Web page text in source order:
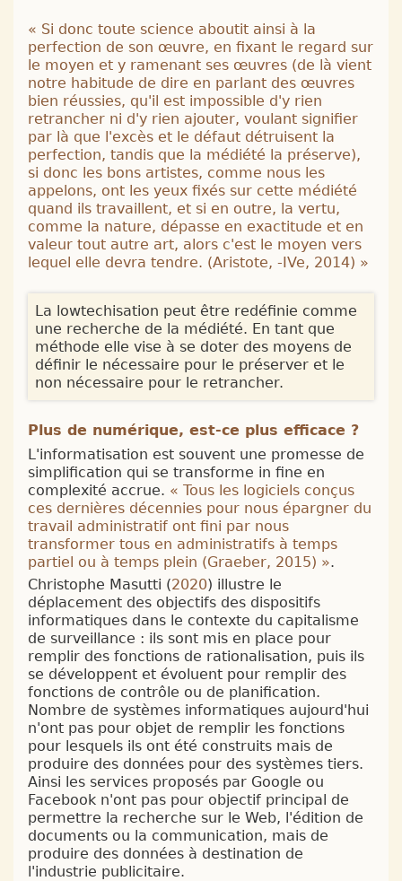
« Si donc toute science aboutit ainsi à la
perfection de son œuvre, en fixant le regard sur
le moyen et y ramenant ses œuvres (de là vient
notre habitude de dire en parlant des œuvres
bien réussies, qu'il est impossible d'y rien
retrancher ni d'y rien ajouter, voulant signifier
par là que l'excès et le défaut détruisent la
perfection, tandis que la médiété la préserve),
si donc les bons artistes, comme nous les
appelons, ont les yeux fixés sur cette médiété
quand ils travaillent, et si en outre, la vertu,
comme la nature, dépasse en exactitude et en
valeur tout autre art, alors c'est le moyen vers
lequel elle devra tendre. (Aristote, -IVe, 2014) »
La lowtechisation peut être redéfinie comme
une recherche de la médiété. En tant que
méthode elle vise à se doter des moyens de
définir le nécessaire pour le préserver et le
non nécessaire pour le retrancher.
Plus de numérique, est-ce plus efficace ?
L'informatisation est souvent une promesse de
simplification qui se transforme in fine en
complexité accrue. « Tous les logiciels conçus
ces dernières décennies pour nous épargner du
travail administratif ont fini par nous
transformer tous en administratifs à temps
partiel ou à temps plein (Graeber, 2015) ».
Christophe Masutti (2020) illustre le
déplacement des objectifs des dispositifs
informatiques dans le contexte du capitalisme
de surveillance : ils sont mis en place pour
remplir des fonctions de rationalisation, puis ils
se développent et évoluent pour remplir des
fonctions de contrôle ou de planification.
Nombre de systèmes informatiques aujourd'hui
n'ont pas pour objet de remplir les fonctions
pour lesquels ils ont été construits mais de
produire des données pour des systèmes tiers.
Ainsi les services proposés par Google ou
Facebook n'ont pas pour objectif principal de
permettre la recherche sur le Web, l'édition de
documents ou la communication, mais de
produire des données à destination de
l'industrie publicitaire.